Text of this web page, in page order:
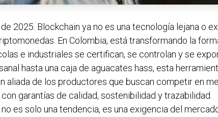
2025. Blockchain ya no es una tecnología lejana o
En Colombia, está transformando la
e industriales se certifican, se controlan y se
hasta una caja de aguacates hass, esta
aliada de los productores que buscan competir en
garantías de calidad, sostenibilidad y trazabilidad.
es solo una tendencia, es una exigencia del